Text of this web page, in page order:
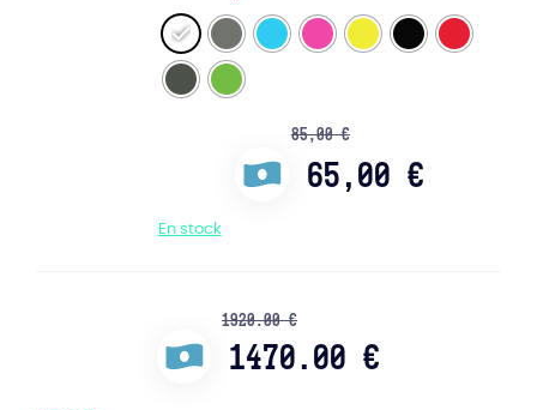
85,00€
65,00 €
En stock
1920.00 €
1470.00 €